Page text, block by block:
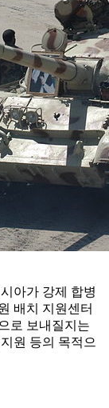
아가 강제 합병
배치 지원센터
로 보내질지는
원 등의 목적으